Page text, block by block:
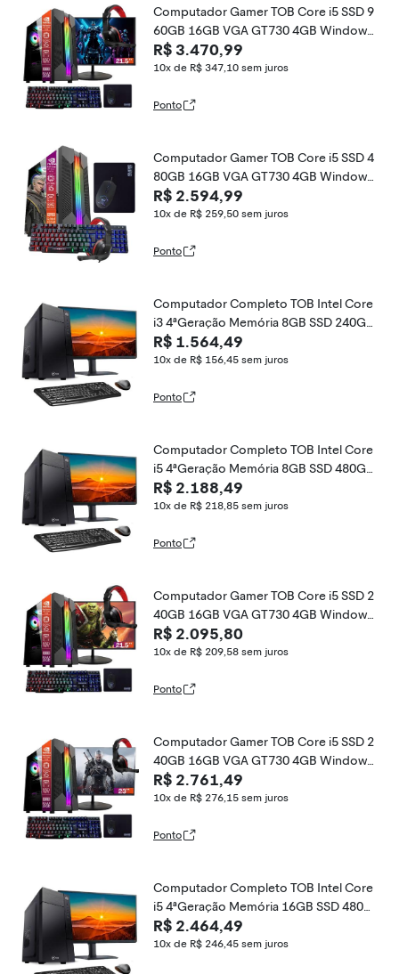
Computador Gamer TOB Core i5 SSD 9
60GB 16GB VGA GT730 4GB Windows
10 Pro Trial + Teclado/Mouse + Mouse
Pad + Headset + Monitor 21.5
R$ 3.470,99
10x de R$ 347,10 sem juros
Ponto
Computador Gamer TOB Core i5 SSD 4
80GB 16GB VGA GT730 4GB Windows
10 Pro Trial + Teclado/Mouse + Mouse
Pad + Headset
R$ 2.594,99
10x de R$ 259,50 sem juros
Ponto
Computador Completo TOB Intel Core
i3 4ªGeração Memória 8GB SSD 240GB
Teclado Mouse Win10 Trial, Monitor 19
&quot; Desktop PC CPU
R$ 1.564,49
10x de R$ 156,45 sem juros
Ponto
Computador Completo TOB Intel Core
i5 4ªGeração Memória 8GB SSD 480GB
Teclado Mouse Win10 Trial, Monitor 21
&quot; Desktop PC CPU
R$ 2.188,49
10x de R$ 218,85 sem juros
Ponto
Computador Gamer TOB Core i5 SSD 2
40GB 16GB VGA GT730 4GB Windows
10 Pro Trial + Teclado/Mouse + Mouse
Pad + Headset + Monitor 21.5
R$ 2.095,80
10x de R$ 209,58 sem juros
Ponto
Computador Gamer TOB Core i5 SSD 2
40GB 16GB VGA GT730 4GB Windows
10 Pro Trial + Teclado/Mouse + Mouse
Pad + Headset + Monitor 23
R$ 2.761,49
10x de R$ 276,15 sem juros
Ponto
Computador Completo TOB Intel Core
i5 4ªGeração Memória 16GB SSD 480G
B Teclado Mouse Win10 Trial, Monitor 2
1&quot; Desktop PC CPU
R$ 2.464,49
10x de R$ 246,45 sem juros